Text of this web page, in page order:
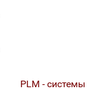
PLM - системы